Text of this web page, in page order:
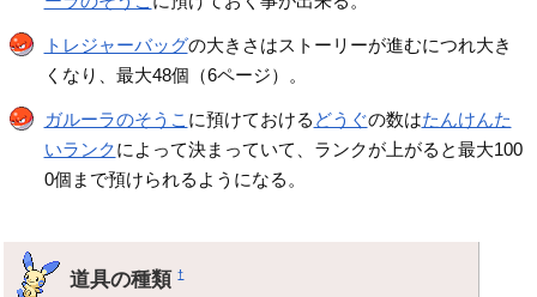
トレジャーバッグの大きさはストーリーが進むにつれ大き
くなり、最大48個（6ページ）。
ガルーラのそうこ に預けておける どうぐの数はたんけんた
いランクによって決まっていて、ランクが上がると最大100
0個まで預けられるようになる。
道具の種類†